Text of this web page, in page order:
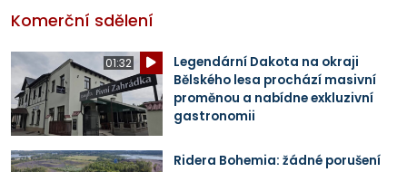
Komerční sdělení
01:32
Legendární Dakota na okraji
Bělského lesa prochází masivní
proměnou a nabídne exkluzivní
gastronomii
Ridera Bohemia: žádné porušení